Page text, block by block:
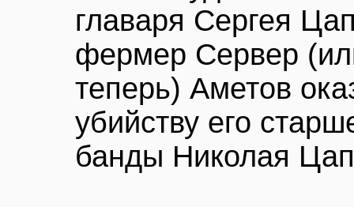
главаря Сергея
фермер Сервер
теперь) Аметов
убийству его
банды Николая